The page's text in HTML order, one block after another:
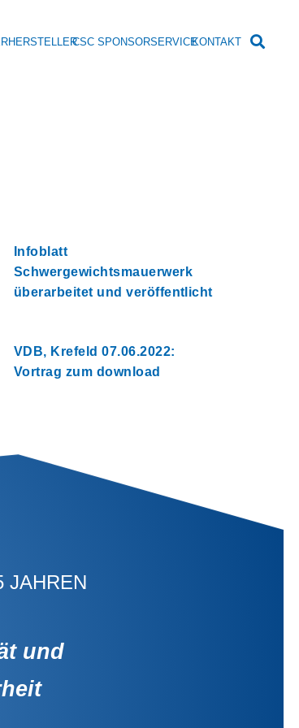
HERSTELLERCSC SPONSORSERVICEKONTAKT
Infoblatt
Schwergewichtsmauerwerk
überarbeitet und veröffentlicht
VDB, Krefeld 07.06.2022:
Vortrag zum download
JAHREN
und